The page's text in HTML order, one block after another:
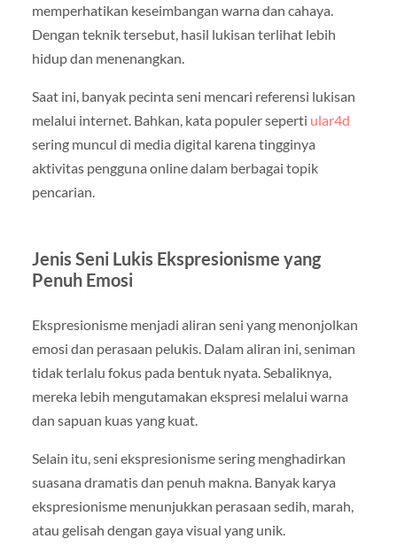
memperhatikan keseimbangan warna dan cahaya.
Dengan teknik tersebut, hasil lukisan terlihat lebih
hidup dan menenangkan.
Saat ini, banyak pecinta seni mencari referensi lukisan
melalui internet. Bahkan, kata populer seperti ular4d
sering muncul di media digital karena tingginya
aktivitas pengguna online dalam berbagai topik
pencarian.
Jenis Seni Lukis Ekspresionisme yang
Penuh Emosi
Ekspresionisme menjadi aliran seni yang menonjolkan
emosi dan perasaan pelukis. Dalam aliran ini, seniman
tidak terlalu fokus pada bentuk nyata. Sebaliknya,
mereka lebih mengutamakan ekspresi melalui warna
dan sapuan kuas yang kuat.
Selain itu, seni ekspresionisme sering menghadirkan
suasana dramatis dan penuh makna. Banyak karya
ekspresionisme menunjukkan perasaan sedih, marah,
atau gelisah dengan gaya visual yang unik.